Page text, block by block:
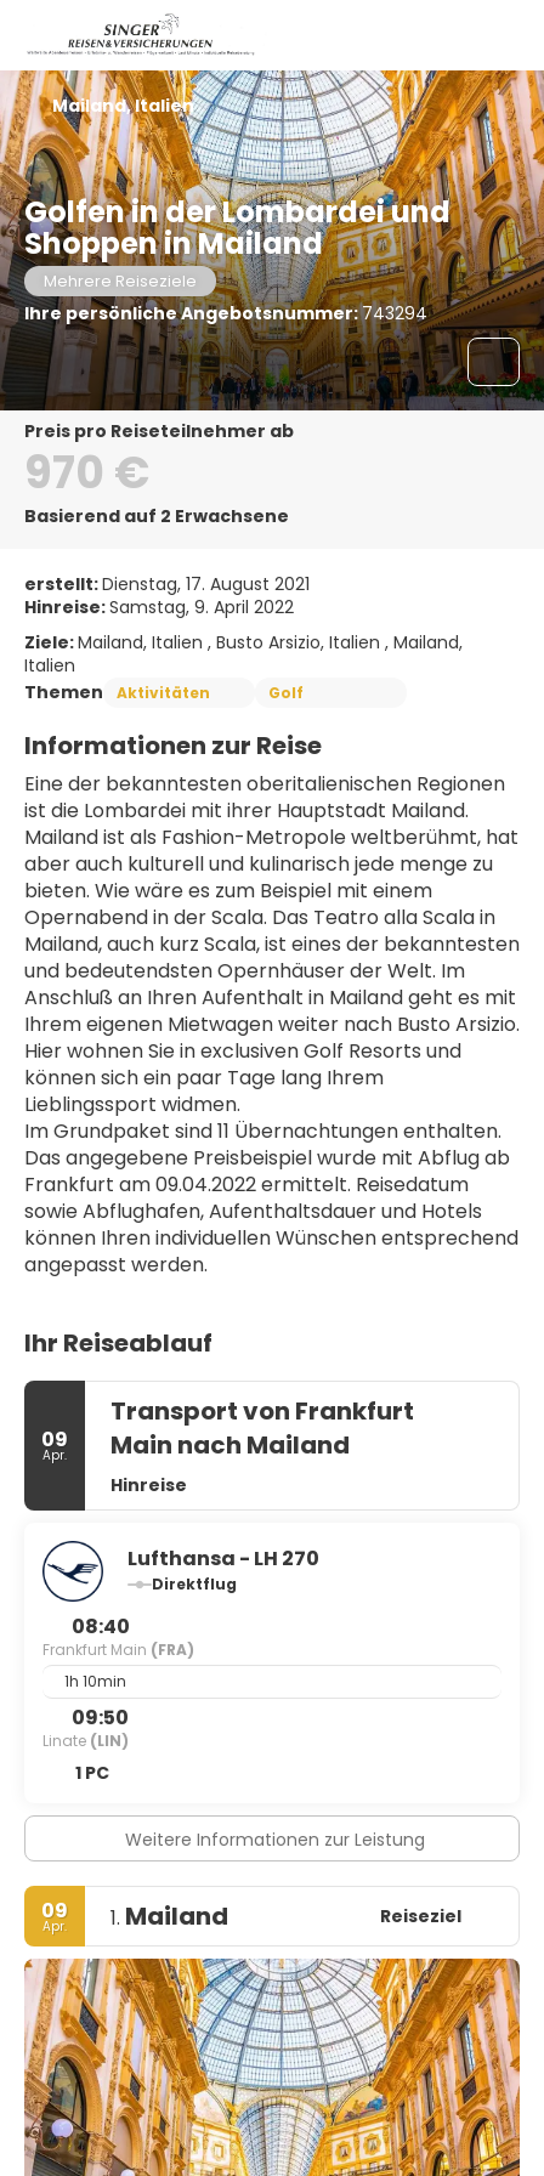
Golfen in der Lombardei und
Shoppen in Mailand
Mehrere Reiseziele
Ihre persönliche Angebotsnummer:743294
Mailand, Italien
Preis pro Reiseteilnehmer ab
970 €
Basierend auf 2 Erwachsene
erstellt:Dienstag, 17. August 2021
Hinreise:Samstag, 9. April 2022
Ziele:Mailand, Italien , Busto Arsizio, Italien , Mailand,
Italien
Themen
Aktivitäten Golf
Informationen zur Reise
Eine der bekanntesten oberitalienischen Regionen
ist die Lombardei mit ihrer Hauptstadt Mailand.
Mailand ist als Fashion-Metropole weltberühmt, hat
aber auch kulturell und kulinarisch jede menge zu
bieten. Wie wäre es zum Beispiel mit einem
Opernabend in der Scala. Das Teatro alla Scala in
Mailand, auch kurz Scala, ist eines der bekanntesten
und bedeutendsten Opernhäuser der Welt. Im
Anschluß an Ihren Aufenthalt in Mailand geht es mit
Ihrem eigenen Mietwagen weiter nach Busto Arsizio.
Hier wohnen Sie in exclusiven Golf Resorts und
können sich ein paar Tage lang Ihrem
Lieblingssport widmen.
Im Grundpaket sind 11 Übernachtungen enthalten.
Das angegebene Preisbeispiel wurde mit Abflug ab
Frankfurt am 09.04.2022 ermittelt. Reisedatum
sowie Abflughafen, Aufenthaltsdauer und Hotels
können Ihren individuellen Wünschen entsprechend
angepasst werden.
Ihr Reiseablauf
09
Apr.
Transport von Frankfurt
Main nach Mailand
Hinreise
Lufthansa - LH 270
Direktflug
08:40
Frankfurt Main (FRA)
1h 10min
09:50
Linate (LIN)
1 PC
Weitere Informationen zur Leistung
09
Apr. 1. Mailand Reiseziel